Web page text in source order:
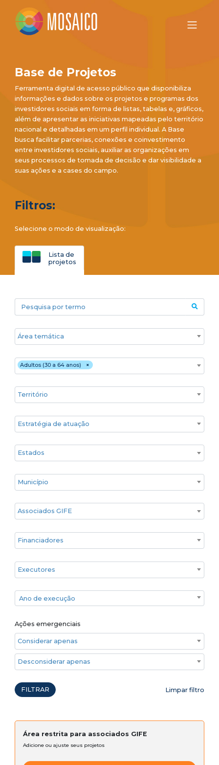
Base de Projetos
Ferramenta digital de acesso público que disponibiliza
informações e dados sobre os projetos e programas dos
investidores sociais em forma de listas, tabelas e, gráficos,
além de apresentar as iniciativas mapeadas pelo território
nacional e detalhadas em um perfil individual. A Base
busca facilitar parcerias, conexões e coinvestimento
entre investidores sociais, auxiliar as organizações em
seus processos de tomada de decisão e dar visibilidade a
suas ações e a cases do campo.
Filtros:
Selecione o modo de visualização:
Lista de
projetos
Pesquisa por termo
Áreas temáticas
Público ×
Adultos (30 a 64 anos)
Territórios
Estratégia de atuação
Estado
Cidade
Associados GIFE
Financiadores
Executores
Ano de execução
Ano de execução
Ações emergenciais
Considerar apenas ações emergenciais
Desconsiderar apenas ações emergenciais
FILTRAR Limpar filtro
Área restrita para associados GIFE
Adicione ou ajuste seus projetos